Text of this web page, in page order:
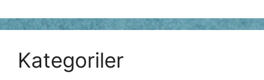
Kategoriler